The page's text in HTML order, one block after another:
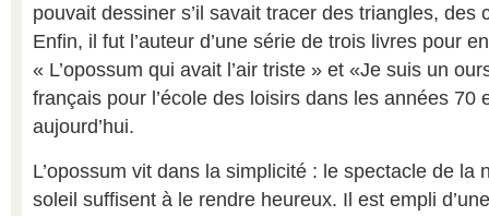
pouvait dessiner s’il savait tracer des triangles, des
Enfin, il fut l’auteur d’une série de trois livres pour
« L’opossum qui avait l’air triste » et «Je suis un
français pour l’école des loisirs dans les années 70
aujourd’hui.
L’opossum vit dans la simplicité : le spectacle de la
soleil suffisent à le rendre heureux. Il est empli